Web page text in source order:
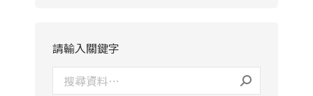
請輸入關鍵字